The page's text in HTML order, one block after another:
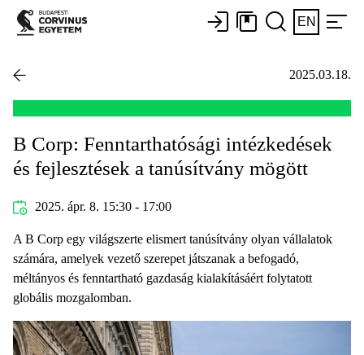
EN
2025.03.18.
B Corp: Fenntarthatósági intézkedések
és fejlesztések a tanúsítvány mögött
2025. ápr. 8. 15:30 - 17:00
A B Corp egy világszerte elismert tanúsítvány olyan vállalatok
számára, amelyek vezető szerepet játszanak a befogadó,
méltányos és fenntartható gazdaság kialakításáért folytatott
globális mozgalomban.